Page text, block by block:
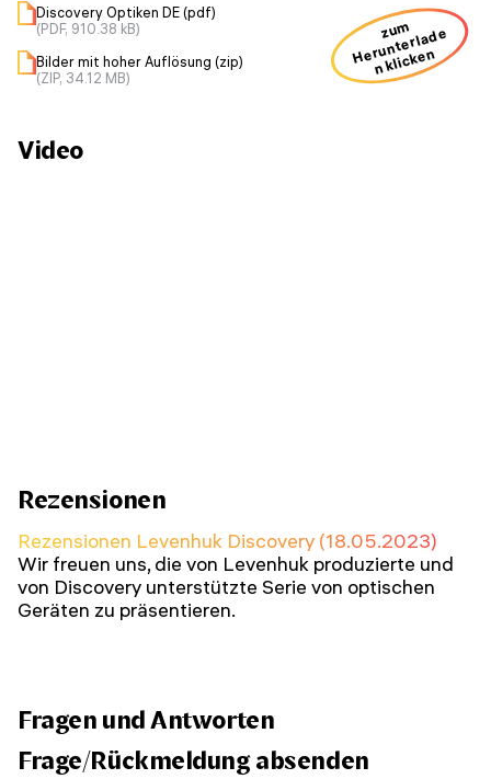
Discovery Optiken DE (pdf)
(PDF, 910.38 kB)
Bilder mit hoher Auflösung (zip)
(ZIP, 34.12 MB)
zum
H
er
u
nt
erl
a
d
e
n kli
ck
e
n
Video
Rezensionen
Rezensionen Levenhuk Discovery (18.05.2023)
Wir freuen uns, die von Levenhuk produzierte und
von Discovery unterstützte Serie von optischen
Geräten zu präsentieren.
Fragen und Antworten
Frage/Rückmeldung absenden